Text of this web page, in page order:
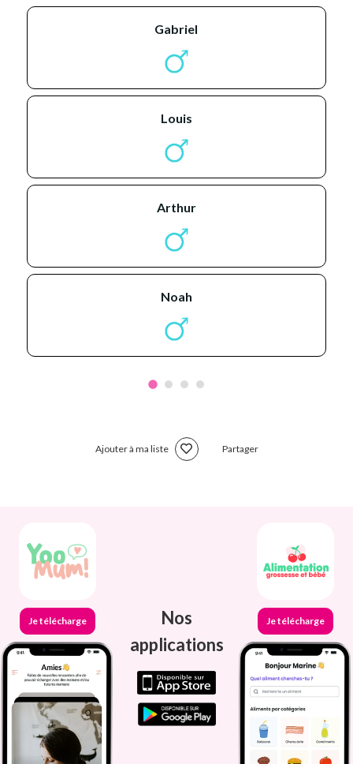
gabriel
louis
arthur
noah
Ajouter à ma liste Partager
Je télécharge
Nos
applications
Je télécharge